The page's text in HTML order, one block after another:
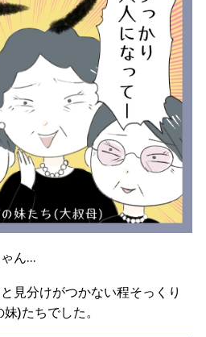
ん…
見分けがつかない程そっくり
)たちでした。